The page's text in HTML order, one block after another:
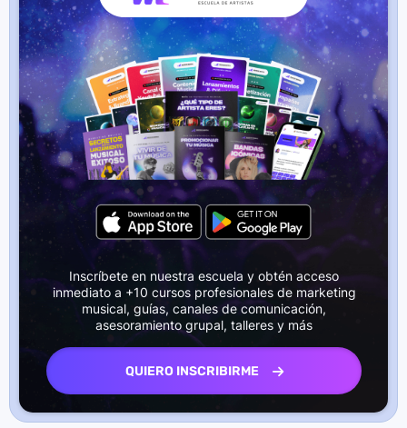
Inscríbete en nuestra escuela y obtén acceso
inmediato a +10 cursos profesionales de marketing
musical, guías, canales de comunicación,
asesoramiento grupal, talleres y más
QUIERO INSCRIBIRME